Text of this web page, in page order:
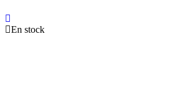
En stock